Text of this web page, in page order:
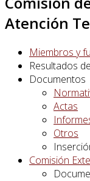
Atención
Miembros y
Resultados
Documentos
Actas
Otros
Comisión